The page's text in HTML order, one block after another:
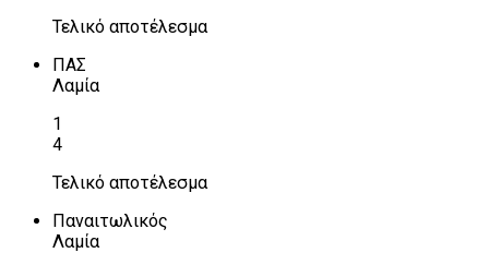
Τελικό αποτέλεσμα
ΠΑΣ
Λαμία
1
4
Τελικό αποτέλεσμα
Παναιτωλικός
Λαμία